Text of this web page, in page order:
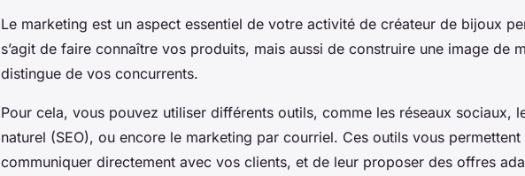
Le marketing est un aspect essentiel de votre activité de créateur de bijoux
s’agit de faire connaître vos produits, mais aussi de construire une image de
distingue de vos concurrents.
Pour cela, vous pouvez utiliser différents outils, comme les réseaux sociaux,
naturel (SEO), ou encore le marketing par courriel. Ces outils vous permettent
communiquer directement avec vos clients, et de leur proposer des offres